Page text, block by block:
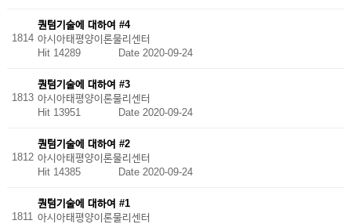
1814
퀀텀기술에 대하여 #4
아시아태평양이론물리센터
Hit 14289 Date 2020-09-24
1813
퀀텀기술에 대하여 #3
아시아태평양이론물리센터
Hit 13951 Date 2020-09-24
1812
퀀텀기술에 대하여 #2
아시아태평양이론물리센터
Hit 14385 Date 2020-09-24
1811
퀀텀기술에 대하여 #1
아시아태평양이론물리센터